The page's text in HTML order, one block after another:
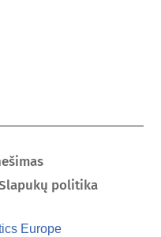
politika
Europe